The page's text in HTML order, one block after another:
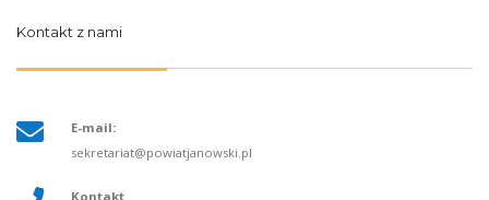
Kontakt z nami
E-mail:
sekretariat@powiatjanowski.pl
Kontakt